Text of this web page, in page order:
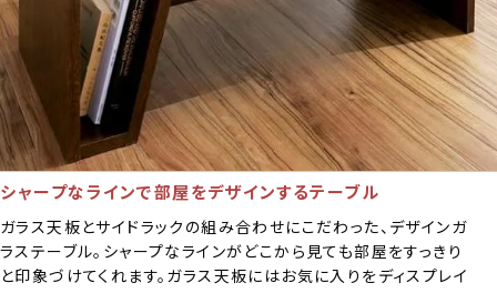
シャープなラインで部屋をデザインするテーブル
ガラス天板とサイドラックの組み合わせにこだわった、デザインガ
ラステーブル。シャープなラインがどこから見ても部屋をすっきり
と印象づけてくれます。ガラス天板にはお気に入りをディスプレイ